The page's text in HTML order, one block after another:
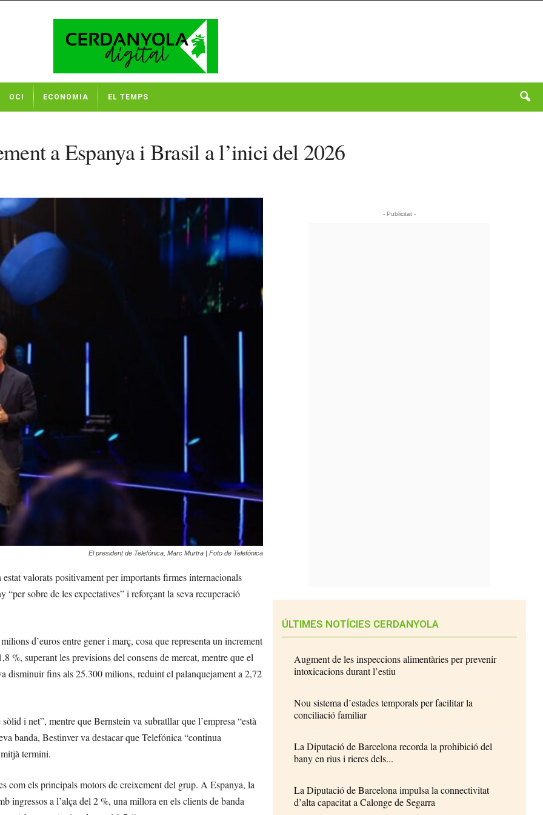
OCI ECONOMIA EL TEMPS
a Espanya i Brasil a l’inici del 2026
El president de Telefónica, Marc Murtra | Foto de Telefónica
valorats positivament per importants firmes internacionals
sobre de les expectatives” i reforçant la seva recuperació
d’euros entre gener i març, cosa que representa un increment
%, superant les previsions del consens de mercat, mentre que el
disminuir fins als 25.300 milions, reduint el palanquejament a 2,72
i net”, mentre que Bernstein va subratllar que l’empresa “està
banda, Bestinver va destacar que Telefónica “continua
termini.
com els principals motors de creixement del grup. A Espanya, la
ingressos a l’alça del 2 %, una millora en els clients de banda
- Publicitat -
ÚLTIMES NOTÍCIES CERDANYOLA
Augment de les inspeccions alimentàries per prevenir
intoxicacions durant l’estiu
Nou sistema d’estades temporals per facilitar la
conciliació familiar
La Diputació de Barcelona recorda la prohibició del
bany en rius i rieres dels...
La Diputació de Barcelona impulsa la connectivitat
d’alta capacitat a Calonge de Segarra